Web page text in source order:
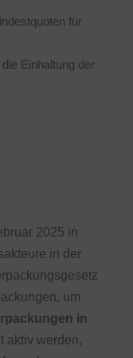
für
Einhaltung der
2025 in
in der
um
in
aktiv werden,